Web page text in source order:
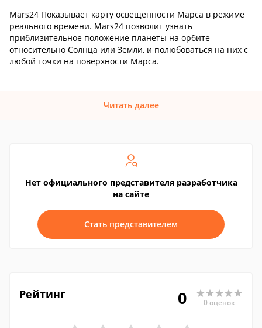
Mars24 Показывает карту освещенности Марса в режиме
реального времени. Mars24 позволит узнать
приблизительное положение планеты на орбите
относительно Солнца или Земли, и полюбоваться на них с
любой точки на поверхности Марса.
Читать далее
Нет официального представителя разработчика
на сайте
Стать представителем
Рейтинг 0 0 оценок